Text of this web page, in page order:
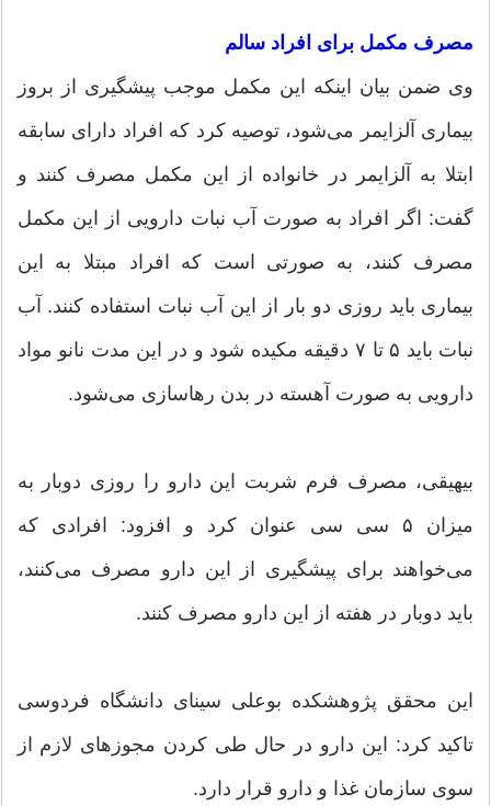
مصرف مکمل برای افراد سالم
وی ضمن بیان اینکه این مکمل موجب پیشگیری از بروز
بیماری آلزایمر می‌شود، توصیه کرد که افراد دارای سابقه
ابتلا به آلزایمر در خانواده از این مکمل مصرف کنند و
گفت: اگر افراد به صورت آب نبات دارویی از این مکمل
مصرف کنند، به صورتی است که افراد مبتلا به این
بیماری باید روزی دو بار از این آب نبات استفاده کنند. آب
نبات باید ۵ تا ۷ دقیقه مکیده شود و در این مدت نانو مواد
دارویی به صورت آهسته در بدن رهاسازی می‌شود.
بیهیقی، مصرف فرم شربت این دارو را روزی دوبار به
میزان ۵ سی سی عنوان کرد و افزود: افرادی که
می‌خواهند برای پیشگیری از این دارو مصرف می‌کنند،
باید دوبار در هفته از این دارو مصرف کنند.
این محقق پژوهشکده بوعلی سینای دانشگاه فردوسی
تاکید کرد:‌ این دارو در حال طی کردن مجوزهای لازم از
سوی سازمان غذا و دارو قرار دارد.